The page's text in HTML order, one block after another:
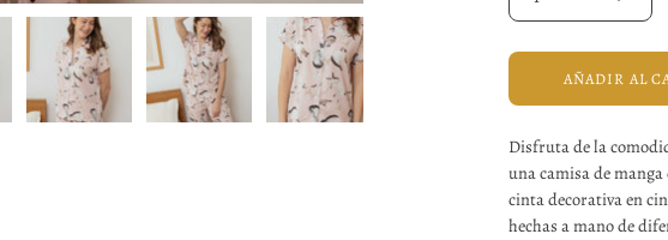
AÑADIR AL
Disfruta de la
una camisa de
cinta decorativa en
hechas a mano de